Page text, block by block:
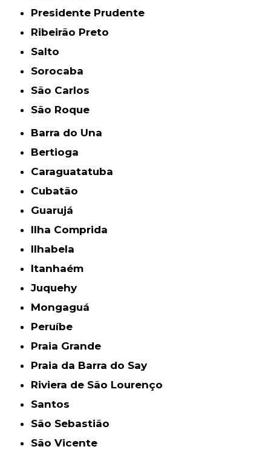
Presidente Prudente
Ribeirão Preto
Salto
Sorocaba
São Carlos
São Roque
Barra do Una
Bertioga
Caraguatatuba
Cubatão
Guarujá
Ilha Comprida
Ilhabela
Itanhaém
Juquehy
Mongaguá
Peruíbe
Praia Grande
Praia da Barra do Say
Riviera de São Lourenço
Santos
São Sebastião
São Vicente